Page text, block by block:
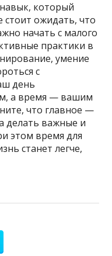
который
ожидать, что
начать с малого
практики в
умение
с
день
а время — вашим
что главное —
делать важные и
этом время для
станет легче,